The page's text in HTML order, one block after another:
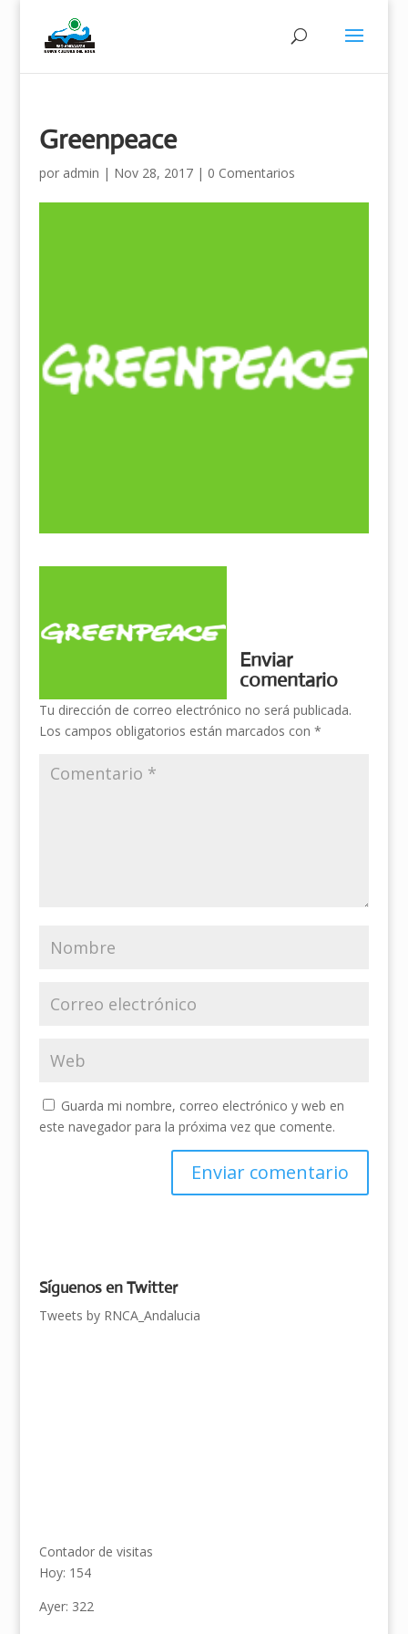
Greenpeace
por admin | Nov 28, 2017| 0 Comentarios
Enviar
comentario
Tu dirección de correo electrónico no será publicada.
Los campos obligatorios están marcados con *
Guarda mi nombre, correo electrónico y web en
este navegador para la próxima vez que comente.
Síguenos en Twitter
Tweets by RNCA_Andalucia
Contador de visitas
Hoy: 154
Ayer: 322